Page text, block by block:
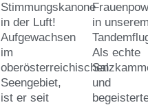
Stimmungskanone
in der Luft!
Aufgewachsen
im
oberösterreichischen
Seengebiet,
ist er seit
in unserem
Als echte
und